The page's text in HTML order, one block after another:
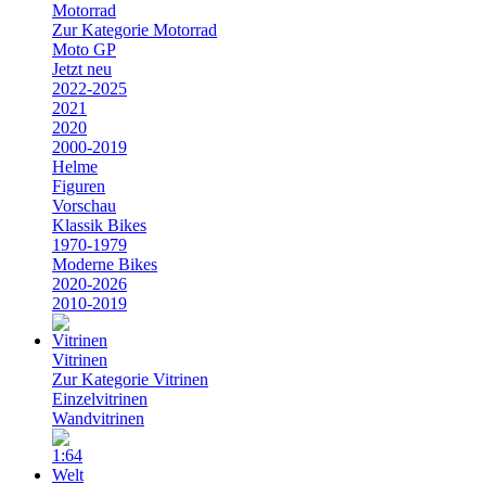
Motorrad
Zur Kategorie Motorrad
Moto GP
Jetzt neu
2022-2025
2021
2020
2000-2019
Helme
Figuren
Vorschau
Klassik Bikes
1970-1979
Moderne Bikes
2020-2026
2010-2019
Vitrinen
Zur Kategorie Vitrinen
Einzelvitrinen
Wandvitrinen